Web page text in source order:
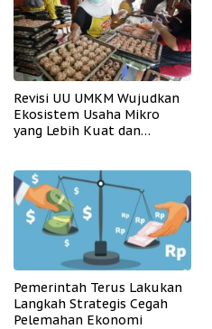
Revisi UU UMKM Wujudkan
Ekosistem Usaha Mikro
yang Lebih Kuat dan
Pemerintah Terus Lakukan
Langkah Strategis Cegah
Pelemahan Ekonomi